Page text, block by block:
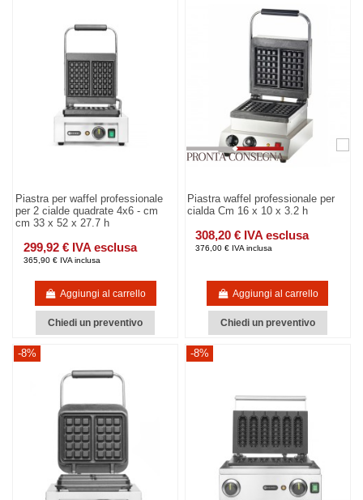
Piastra per waffel professionale
per 2 cialde quadrate 4x6 - cm
cm 33 x 52 x 27.7 h
299,92 € IVA esclusa
365,90 € IVA inclusa
Aggiungi al carrello
Chiedi un preventivo
Piastra waffel professionale per
cialda Cm 16 x 10 x 3.2 h
308,20 € IVA esclusa
376,00 € IVA inclusa
Aggiungi al carrello
Chiedi un preventivo
-8% -8%